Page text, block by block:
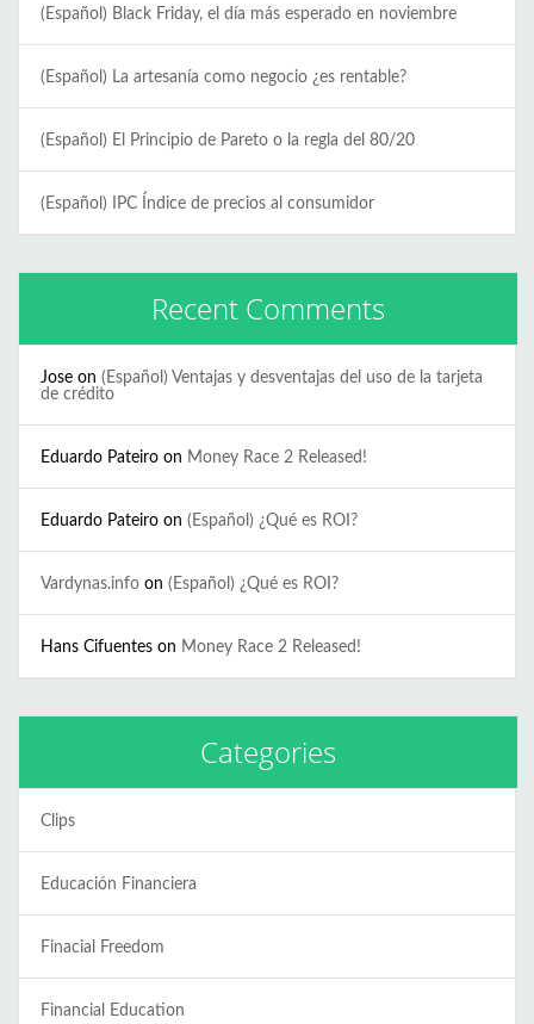
(Español) Black Friday, el día más esperado en noviembre
(Español) La artesanía como negocio ¿es rentable?
(Español) El Principio de Pareto o la regla del 80/20
(Español) IPC Índice de precios al consumidor
Recent Comments
Jose on (Español) Ventajas y desventajas del uso de la tarjeta
de crédito
Eduardo Pateiro on Money Race 2 Released!
Eduardo Pateiro on (Español) ¿Qué es ROI?
Vardynas.info on (Español) ¿Qué es ROI?
Hans Cifuentes on Money Race 2 Released!
Categories
Clips
Educación Financiera
Finacial Freedom
Financial Education